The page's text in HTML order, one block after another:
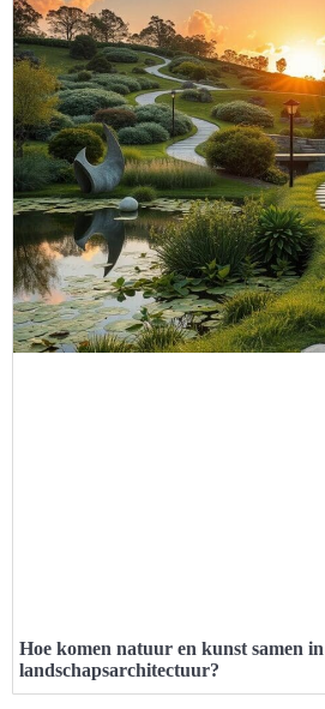
Hoe komen natuur en kunst samen in
landschapsarchitectuur?